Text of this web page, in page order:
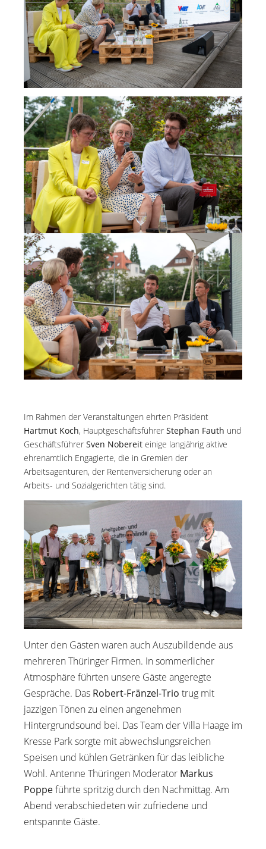
Im Rahmen der Veranstaltungen ehrten Präsident
Hartmut Koch, Hauptgeschäftsführer Stephan Fauth und
Geschäftsführer Sven Nobereit einige langjährig aktive
ehrenamtlich Engagierte, die in Gremien der
Arbeitsagenturen, der Rentenversicherung oder an
Arbeits- und Sozialgerichten tätig sind.
Unter den Gästen waren auch Auszubildende aus
mehreren Thüringer Firmen. In sommerlicher
Atmosphäre führten unsere Gäste angeregte
Gespräche. Das Robert-Fränzel-Trio trug mit
jazzigen Tönen zu einen angenehmen
Hintergrundsound bei. Das Team der Villa Haage im
Kresse Park sorgte mit abwechslungsreichen
Speisen und kühlen Getränken für das leibliche
Wohl. Antenne Thüringen Moderator Markus
Poppeführte spritzig durch den Nachmittag. Am
Abend verabschiedeten wir zufriedene und
entspannte Gäste.